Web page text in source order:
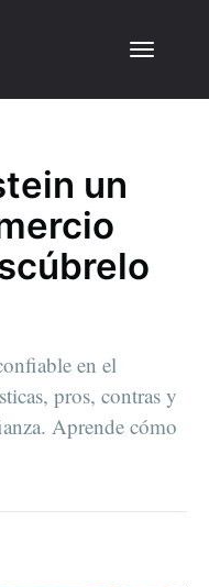
un
en el
pros, contras y
Aprende cómo